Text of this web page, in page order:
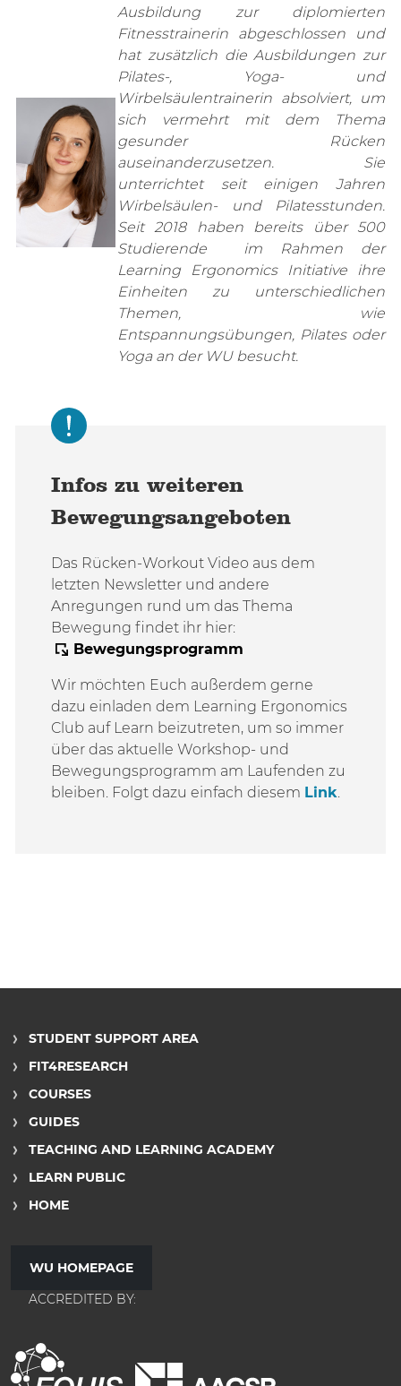
Ausbildung zur diplomierten
Fitnesstrainerin abgeschlossen und
hat zusätzlich die Ausbildungen zur
Pilates-, Yoga- und
Wirbelsäulentrainerin absolviert, um
sich vermehrt mit dem Thema
gesunder Rücken
auseinanderzusetzen. Sie
unterrichtet seit einigen Jahren
Wirbelsäulen- und Pilatesstunden.
Seit 2018 haben bereits über 500
Studierende im Rahmen der
Learning Ergonomics Initiative ihre
Einheiten zu unterschiedlichen
Themen, wie
Entspannungsübungen, Pilates oder
Yoga an der WU besucht.
Infos zu weiteren
Bewegungsangeboten
Das Rücken-Workout Video aus dem
letzten Newsletter und andere
Anregungen rund um das Thema
Bewegung findet ihr hier:
Bewegungsprogramm
Wir möchten Euch außerdem gerne
dazu einladen dem Learning Ergonomics
Club auf Learn beizutreten, um so immer
über das aktuelle Workshop- und
Bewegungsprogramm am Laufenden zu
bleiben. Folgt dazu einfach diesem Link.
STUDENT SUPPORT AREA
FIT4RESEARCH
COURSES
GUIDES
TEACHING AND LEARNING ACADEMY
LEARN PUBLIC
HOME
WU HOMEPAGE
ACCREDITED BY: